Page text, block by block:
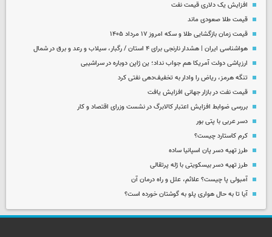
افزایش یک دلاری قیمت نفت
قیمت طلا صعودی ماند
قیمت زمان بازگشایی طلا و سکه امروز ۱۷ مرداد ۱۴۰۵
هواشناسی ایران | هشدار نارنجی برای ۴ استان / رگبار، سیلاب و رعد و برق در شمال
ارزپاشی دولت آمریکا هم جواب نداد؛ ین ژاپن دوباره در سراشیبی
تنگه هرمز، ریاض را وادار به تخفیف‌دهی نفتی کرد
قیمت نفت در بازار جهانی افزایش یافت
بررسی ضوابط افزایش اعتبار کالابرگ در نشست وزرای اقتصاد و کار
دسر عربی با پتی بور
کرم کاستارد چیست؟
طرز تهیه دسر پان اسپانیا ساده
طرز تهیه دسر بیسکویتی با ژله پرتقالی
آمبولی پا چیست؟ علائم، علل و راه درمان آن
آیا تا به حال هواری پلو به گوشتان خورده است؟